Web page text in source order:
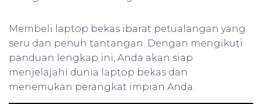
Membeli laptop bekas ibarat petualangan yang
seru dan penuh tantangan. Dengan mengikuti
panduan lengkap ini, Anda akan siap
menjelajahi dunia laptop bekas dan
menemukan perangkat impian Anda.